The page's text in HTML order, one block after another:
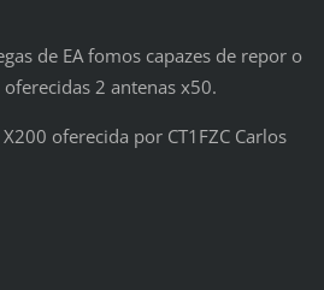
de EA fomos capazes de repor o
2 antenas x50.
oferecida por CT1FZC Carlos